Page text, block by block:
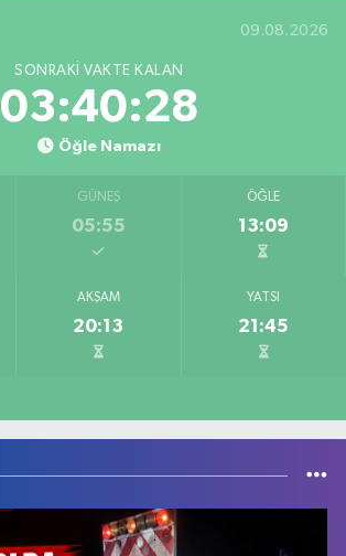
09.08.2026
SONRAKI VAKTE KALAN
03:40:28
Öğle Namazı
GÜNEŞ
05:55
ÖĞLE
13:09
AKŞAM
20:13
YATSI
21:45